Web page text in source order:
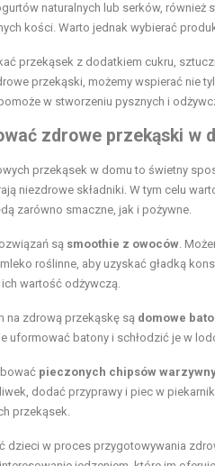
naturalnych lub serków,
kości. Warto jednak wybierać
przekąsek z dodatkiem cukru,
przekąski, możemy wspierać nie
w stworzeniu pysznych i
zdrowe przekąski w
przekąsek w domu to świetny
niezdrowe składniki. W tym celu
zarówno smaczne, jak i pożywne.
są smoothie z owoców.
roślinne, aby uzyskać gładką
ich wartość odżywczą.
na zdrową przekąskę są domowe
uformować batony i schłodzić je w
pieczonych chipsów
dodać przyprawy i piec w
przekąsek.
dzieci w proces przygotowywania